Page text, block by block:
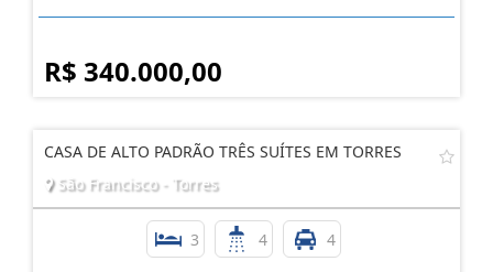
R$ 340.000,00
CASA DE ALTO PADRÃO TRÊS SUÍTES EM TORRES
São Francisco - Torres
3 4 4